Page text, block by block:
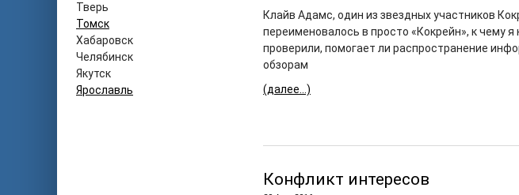
Тверь
Томск
Хабаровск
Челябинск
Якутск
Ярославль
Клайв Адамс, один из звездных участников
переименовалось в просто «Кокрейн», к чему
проверили, помогает ли распространение
обзорам
(далее…)
Конфликт интересов